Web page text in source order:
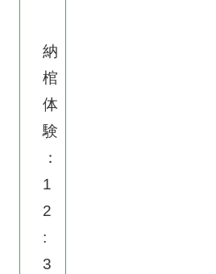
納
棺
体
験
：
1
2
:
3